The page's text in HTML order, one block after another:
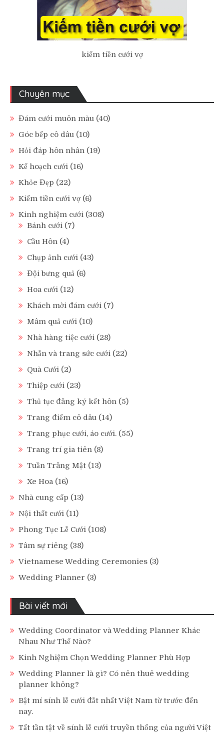
kiếm tiền cưới vợ
Chuyên mục
Đám cưới muôn màu (40)
Góc bếp cô dâu (10)
Hỏi đáp hôn nhân (19)
Kế hoạch cưới (16)
Khỏe Đẹp (22)
Kiếm tiền cưới vợ (6)
Kinh nghiệm cưới (308)
Bánh cưới (7)
Cầu Hôn (4)
Chụp ảnh cưới (43)
Đội bưng quả (6)
Hoa cưới (12)
Khách mời đám cưới (7)
Mâm quả cưới (10)
Nhà hàng tiệc cưới (28)
Nhẫn và trang sức cưới (22)
Quà Cưới (2)
Thiệp cưới (23)
Thủ tục đăng ký kết hôn (5)
Trang điểm cô dâu (14)
Trang phục cưới, áo cưới. (55)
Trang trí gia tiên (8)
Tuần Trăng Mật (13)
Xe Hoa (16)
Nhà cung cấp (13)
Nội thất cưới (11)
Phong Tục Lễ Cưới (108)
Tâm sự riêng (38)
Vietnamese Wedding Ceremonies (3)
Wedding Planner (3)
Bài viết mới
Wedding Coordinator và Wedding Planner Khác
Nhau Như Thế Nào?
Kinh Nghiệm Chọn Wedding Planner Phù Hợp
Wedding Planner là gì? Có nên thuê wedding
planner không?
Bật mí sính lễ cưới đắt nhất Việt Nam từ trước đến
nay.
Tất tần tật về sính lễ cưới truyền thống của người Việt